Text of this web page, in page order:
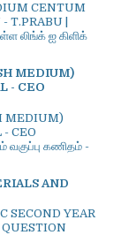
CENTUM
|
லிங்க் ஐ கிளிக்
MEDIUM)
- CEO
MEDIUM)
CEO
வகுப்பு கணிதம் -
AND
SECOND YEAR